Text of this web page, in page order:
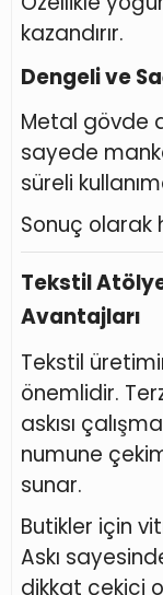
kazandırır.
Dengeli ve
Metal gövde
sayede
süreli
Sonuç olarak
Tekstil
Avantajları
Tekstil
önemlidir.
askısı
numune
sunar.
Butikler için
Askı
dikkat çekici